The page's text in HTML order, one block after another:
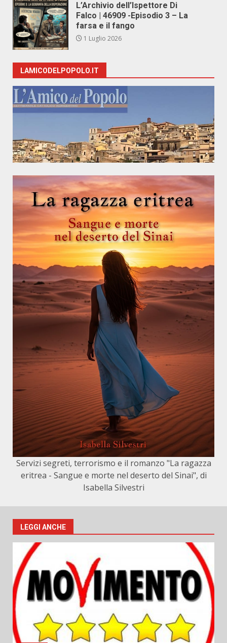
L’Archivio dell’Ispettore Di
Falco | 46909 -Episodio 3 – La
farsa e il fango
1 Luglio 2026
LAMICODELPOPOLO.IT
Servizi segreti, terrorismo e il romanzo "La ragazza
eritrea - Sangue e morte nel deserto del Sinai", di
Isabella Silvestri
LEGGI ANCHE